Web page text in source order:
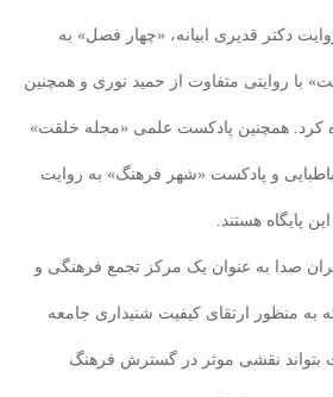
دکتر قدیری ابیانه، «چهار فصل» به
با روایتی متفاوت از حمید نوری و همچنین
کرد. همچنین پادکست علمی «مجله خلقت»
و پادکست «شهر فرهنگ» به روایت
پایگاه هستند.
صدا به عنوان یک مرکز تجمع فرهنگی و
به منظور ارتقای کیفیت شنیداری جامعه
بتواند نقشی موثر در گسترش فرهنگ